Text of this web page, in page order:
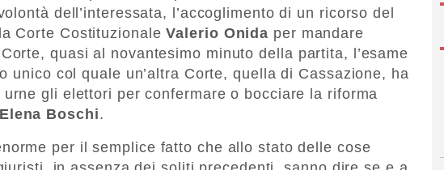
dell’interessata, l’accoglimento di un ricorso del
Corte CostituzionaleValerio Onida per mandare
quasi al novantesimo minuto della partita, l’esame
unico col quale un’altra Corte, quella di Cassazione, ha
gli elettori per confermare o bocciare la riforma
Boschi.
per il semplice fatto che allo stato delle cose